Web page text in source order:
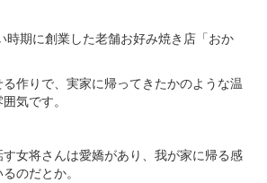
時期に創業した老舗お好み焼き店「おか
作りで、実家に帰ってきたかのような温
気です。
女将さんは愛嬌があり、我が家に帰る感
のだとか。